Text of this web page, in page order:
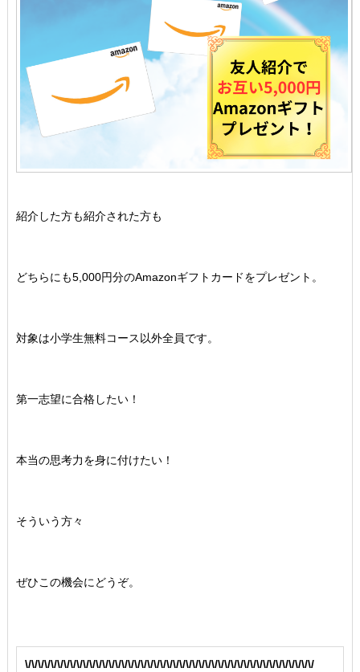
紹介した方も紹介された方も
どちらにも5,000円分のAmazonギフトカードをプレゼント。
対象は小学生無料コース以外全員です。
第一志望に合格したい！
本当の思考力を身に付けたい！
そういう方々
ぜひこの機会にどうぞ。
\/\/\/\/\/\/\/\/\/\/\/\/\/\/\/\/\/\/\/\/\/\/\/\/\/\/\/\/\/\/\/\/\/\/\/\/\/\/\/\/\/\/\/\/\/